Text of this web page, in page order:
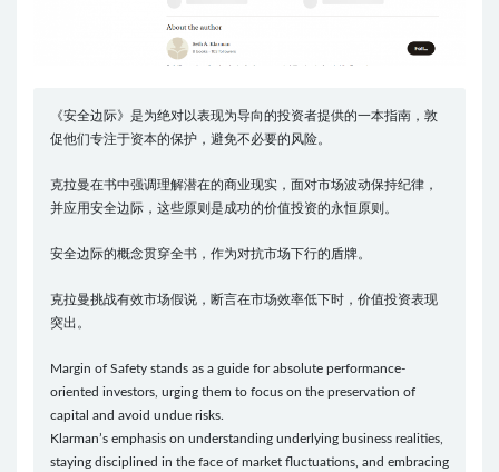
《安全边际》是为绝对以表现为导向的投资者提供的一本指南，敦
促他们专注于资本的保护，避免不必要的风险。
克拉曼在书中强调理解潜在的商业现实，面对市场波动保持纪律，
并应用安全边际，这些原则是成功的价值投资的永恒原则。
安全边际的概念贯穿全书，作为对抗市场下行的盾牌。
克拉曼挑战有效市场假说，断言在市场效率低下时，价值投资表现
突出。
Margin of Safety stands as a guide for absolute performance-
oriented investors, urging them to focus on the preservation of
capital and avoid undue risks.
Klarman’s emphasis on understanding underlying business realities,
staying disciplined in the face of market fluctuations, and embracing